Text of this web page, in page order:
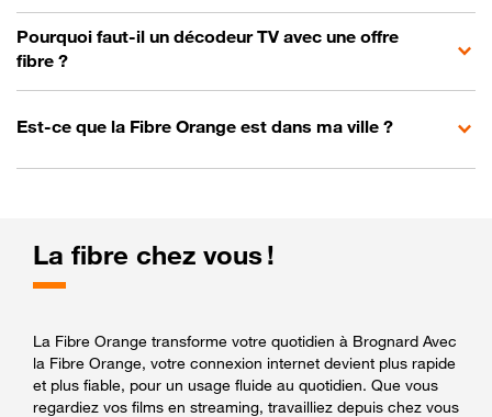
Pourquoi faut-il un décodeur TV avec une offre
fibre ?
Est-ce que la Fibre Orange est dans ma ville ?
La fibre chez vous !
La Fibre Orange transforme votre quotidien à Brognard Avec
la Fibre Orange, votre connexion internet devient plus rapide
et plus fiable, pour un usage fluide au quotidien. Que vous
regardiez vos films en streaming, travailliez depuis chez vous